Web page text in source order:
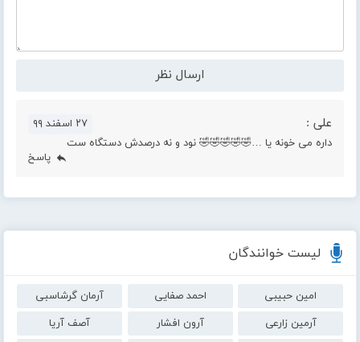
لیست خوانندگان
امین حبیبی احمد صفایی
آرمان گرشاسبی
آرمین زارعی
آرون افشار
آصف آریا
علی :
۲۷ اسفند ۹۹
داره می خونه یا …🤣🤣🤣🤣🤣 نود و نه درصدش دستگاه ست
پاسخ